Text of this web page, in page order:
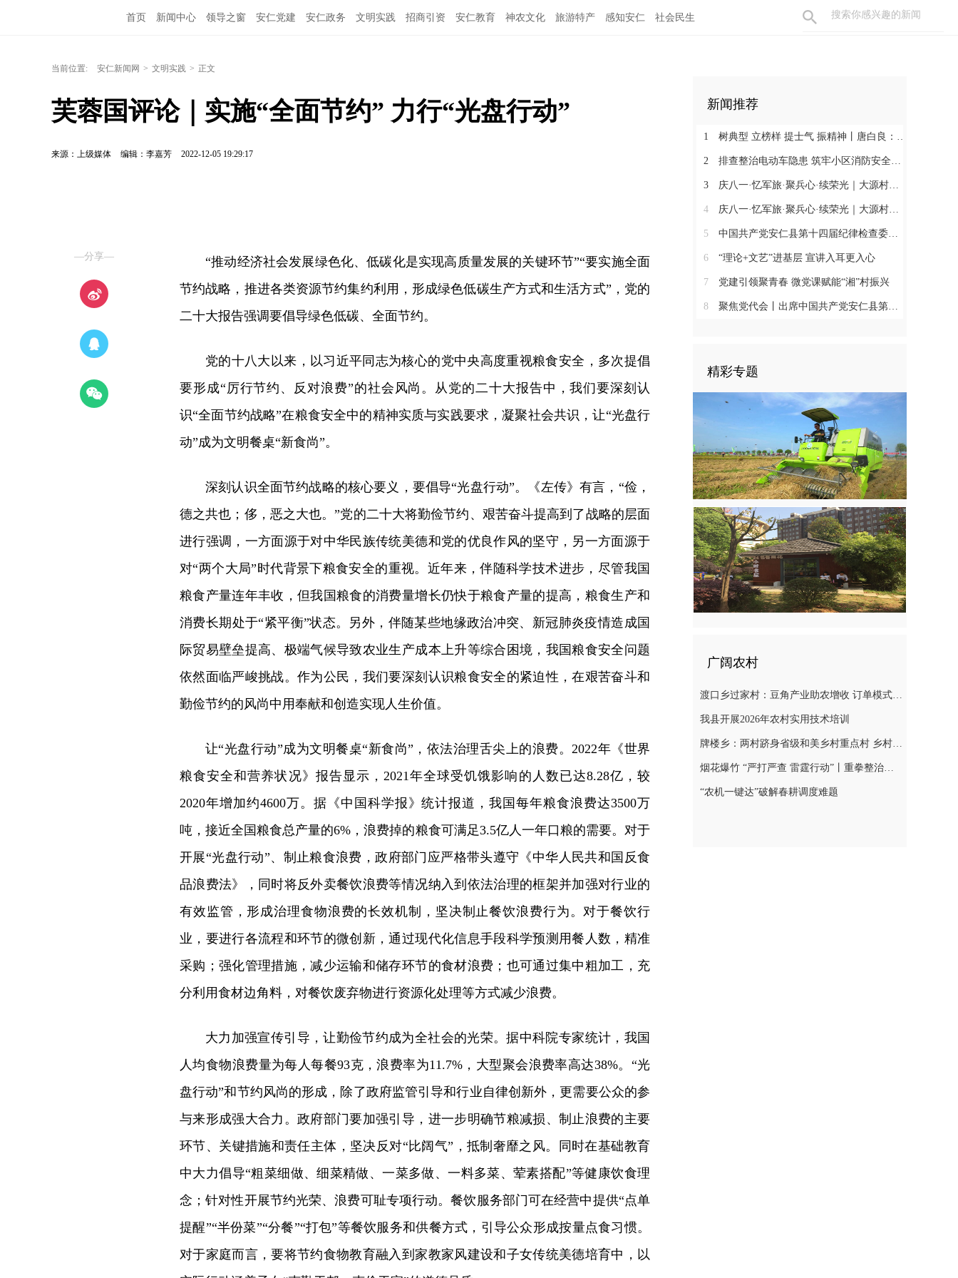
首页 新闻中心 领导之窗 安仁党建 安仁政务 文明实践 招商引资 安仁教育 神农文化 旅游特产 感知安仁 社会民生
当前位置: 安仁新闻网 > 文明实践 > 正文
芙蓉国评论｜实施“全面节约” 力行“光盘行动”
来源：上级媒体 编辑：李嘉芳 2022-12-05 19:29:17
—分享—
“推动经济社会发展绿色化、低碳化是实现高质量发展的关键环节”“要实施全面
节约战略，推进各类资源节约集约利用，形成绿色低碳生产方式和生活方式”，党的
二十大报告强调要倡导绿色低碳、全面节约。
党的十八大以来，以习近平同志为核心的党中央高度重视粮食安全，多次提倡
要形成“厉行节约、反对浪费”的社会风尚。从党的二十大报告中，我们要深刻认
识“全面节约战略”在粮食安全中的精神实质与实践要求，凝聚社会共识，让“光盘行
动”成为文明餐桌“新食尚”。
深刻认识全面节约战略的核心要义，要倡导“光盘行动”。《左传》有言，“俭，
德之共也；侈，恶之大也。”党的二十大将勤俭节约、艰苦奋斗提高到了战略的层面
进行强调，一方面源于对中华民族传统美德和党的优良作风的坚守，另一方面源于
对“两个大局”时代背景下粮食安全的重视。近年来，伴随科学技术进步，尽管我国
粮食产量连年丰收，但我国粮食的消费量增长仍快于粮食产量的提高，粮食生产和
消费长期处于“紧平衡”状态。另外，伴随某些地缘政治冲突、新冠肺炎疫情造成国
际贸易壁垒提高、极端气候导致农业生产成本上升等综合困境，我国粮食安全问题
依然面临严峻挑战。作为公民，我们要深刻认识粮食安全的紧迫性，在艰苦奋斗和
勤俭节约的风尚中用奉献和创造实现人生价值。
让“光盘行动”成为文明餐桌“新食尚”，依法治理舌尖上的浪费。2022年《世界
粮食安全和营养状况》报告显示，2021年全球受饥饿影响的人数已达8.28亿，较
2020年增加约4600万。据《中国科学报》统计报道，我国每年粮食浪费达3500万
吨，接近全国粮食总产量的6%，浪费掉的粮食可满足3.5亿人一年口粮的需要。对于
开展“光盘行动”、制止粮食浪费，政府部门应严格带头遵守《中华人民共和国反食
品浪费法》，同时将反外卖餐饮浪费等情况纳入到依法治理的框架并加强对行业的
有效监管，形成治理食物浪费的长效机制，坚决制止餐饮浪费行为。对于餐饮行
业，要进行各流程和环节的微创新，通过现代化信息手段科学预测用餐人数，精准
采购；强化管理措施，减少运输和储存环节的食材浪费；也可通过集中粗加工，充
分利用食材边角料，对餐饮废弃物进行资源化处理等方式减少浪费。
大力加强宣传引导，让勤俭节约成为全社会的光荣。据中科院专家统计，我国
人均食物浪费量为每人每餐93克，浪费率为11.7%，大型聚会浪费率高达38%。“光
盘行动”和节约风尚的形成，除了政府监管引导和行业自律创新外，更需要公众的参
与来形成强大合力。政府部门要加强引导，进一步明确节粮减损、制止浪费的主要
环节、关键措施和责任主体，坚决反对“比阔气”，抵制奢靡之风。同时在基础教育
中大力倡导“粗菜细做、细菜精做、一菜多做、一料多菜、荤素搭配”等健康饮食理
念；针对性开展节约光荣、浪费可耻专项行动。餐饮服务部门可在经营中提供“点单
提醒”“半份菜”“分餐”“打包”等餐饮服务和供餐方式，引导公众形成按量点食习惯。
对于家庭而言，要将节约食物教育融入到家教家风建设和子女传统美德培育中，以
新闻推荐
1 树典型 立榜样 提士气 振精神丨唐白良：三十载丹心映党徽 一腔热血暖万家
2 排查整治电动车隐患 筑牢小区消防安全防线
3 庆八一·忆军旅·聚兵心·续荣光｜大源村退役军人共话初心
4 庆八一·忆军旅·聚兵心·续荣光｜大源村退役军人共话初心
5 中国共产党安仁县第十四届纪律检查委员会召开第一次全体会议
6 “理论+文艺”进基层 宣讲入耳更入心
7 党建引领聚青春 微党课赋能“湘”村振兴
8 聚焦党代会丨出席中国共产党安仁县第十四次代表大会的党代表们陆续报到
精彩专题
广阔农村
渡口乡过家村：豆角产业助农增收 订单模式铺就致富路
我县开展2026年农村实用技术培训
牌楼乡：两村跻身省级和美乡村重点村 乡村振兴迎来“加速跑”
烟花爆竹 “严打严查 雷霆行动”丨重拳整治非法储存烟花爆竹 筑牢辖区安全防线
“农机一键达”破解春耕调度难题